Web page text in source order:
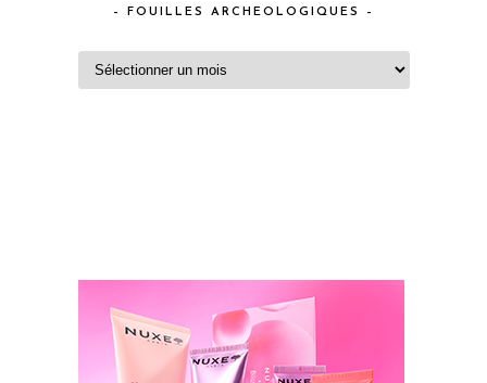
– FOUILLES ARCHEOLOGIQUES –